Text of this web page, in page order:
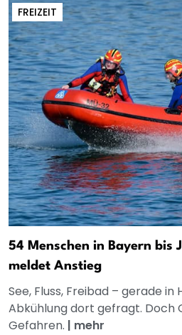
FREIZEIT
54 Menschen in Bayern bis
meldet Anstieg
See, Fluss, Freibad – gerade in
Abkühlung dort gefragt. Doch
Gefahren. | mehr